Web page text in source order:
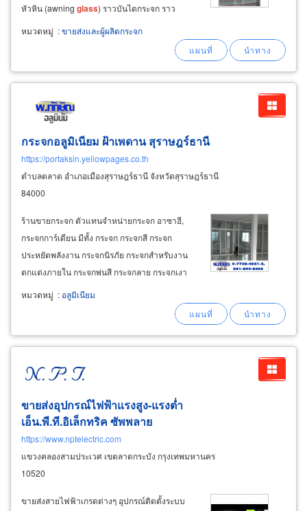
หัวหิน (awning glass) ราวบันไดกระจก ราว
ระเบียงกันตก ระเบียงเทอเรสกระจกเซฟตี้
ประจวบคีรีขันธ์ ชะอำ รับทำระแนงบังตาไวนิล
หมวดหมู่ :ขายส่งและผู้ผลิตกระจก
กระจกอลูมิเนียม ฝ้าเพดาน สุราษฎร์ธานี
https://portaksin.yellowpages.co.th
ตำบลตลาด อำเภอเมืองสุราษฎร์ธานี จังหวัดสุราษฎร์ธานี
84000
ร้านขายกระจก ตัวแทนจำหน่ายกระจก อาซาฮี,
กระจกการ์เดียน มีทั้ง กระจก กระจกสี กระจก
ประหยัดพลังงาน กระจกนิรภัย กระจกสำหรับงาน
ตกแต่งภายใน กระจกพ่นสี กระจกลาย กระจกเงา
บริการรับเจียรกระจก ร้านติดตั้งฝ้าฉาบเรียบ ฝ้าที
บาร์ ผนังยิปซั่ม ผนังเบา โครงทีบาร์ ทีบาร์อบสี ฉาก
หมวดหมู่ : อลูมิเนียม
ขายส่งอุปกรณ์ไฟฟ้าแรงสูง-แรงต่ำ
เอ็น.พี.ที.อิเล็กทริค ซัพพลาย
https://www.nptelectric.com
แขวงคลองสามประเวศ เขตลาดกระบัง กรุงเทพมหานคร
10520
ขายส่งสายไฟฟ้าเกรดต่างๆ อุปกรณ์ติดตั้งระบบ